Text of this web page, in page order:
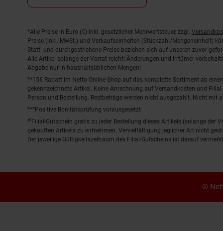
Fußnoten
*Alle Preise in Euro (€) inkl. gesetzlicher Mehrwertsteuer, zzgl.
Preise (inkl. MwSt.) und Verkaufseinheiten (Stückzahl/Mengeneinheit)
Statt- und durchgestrichene Preise beziehen sich auf unseren zuvor
Alle Artikel solange der Vorrat reicht! Änderungen und Irrtümer
Abgabe nur in haushaltsüblichen Mengen!
**15€ Rabatt im Netto Online-Shop auf das komplette Sortiment ab
gekennzeichnete Artikel. Keine Anrechnung auf Versandkosten und
Person und Bestellung. Restbeträge werden nicht ausgezahlt. Nicht mit
***Positive Bonitätsprüfung vorausgesetzt
²⁰Filial-Gutschein gratis zu jeder Bestellung dieses Artikels (solange
gekauften Artikels zu entnehmen. Vervielfältigung jeglicher Art nicht
Der jeweilige Gültigkeitszeitraum des Filial-Gutscheins ist darauf
©